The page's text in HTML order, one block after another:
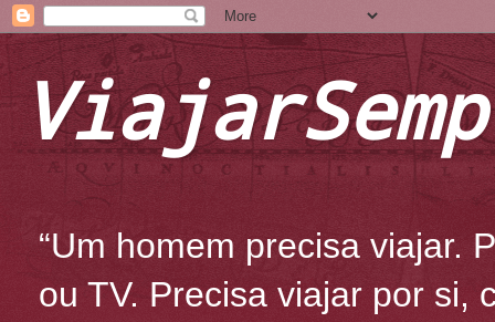
“Um homem precisa viajar.
ou TV. Precisa viajar por si,